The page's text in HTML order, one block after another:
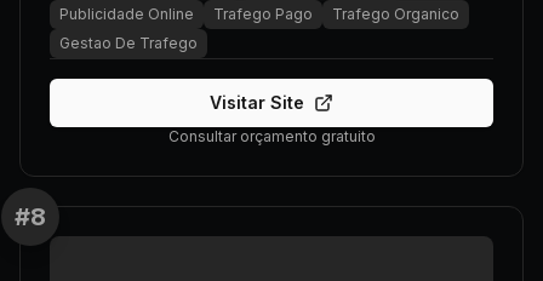
Publicidade Online
Trafego Pago
Trafego Organico
Gestao De Trafego
Visitar Site
Consultar orçamento gratuito
#8